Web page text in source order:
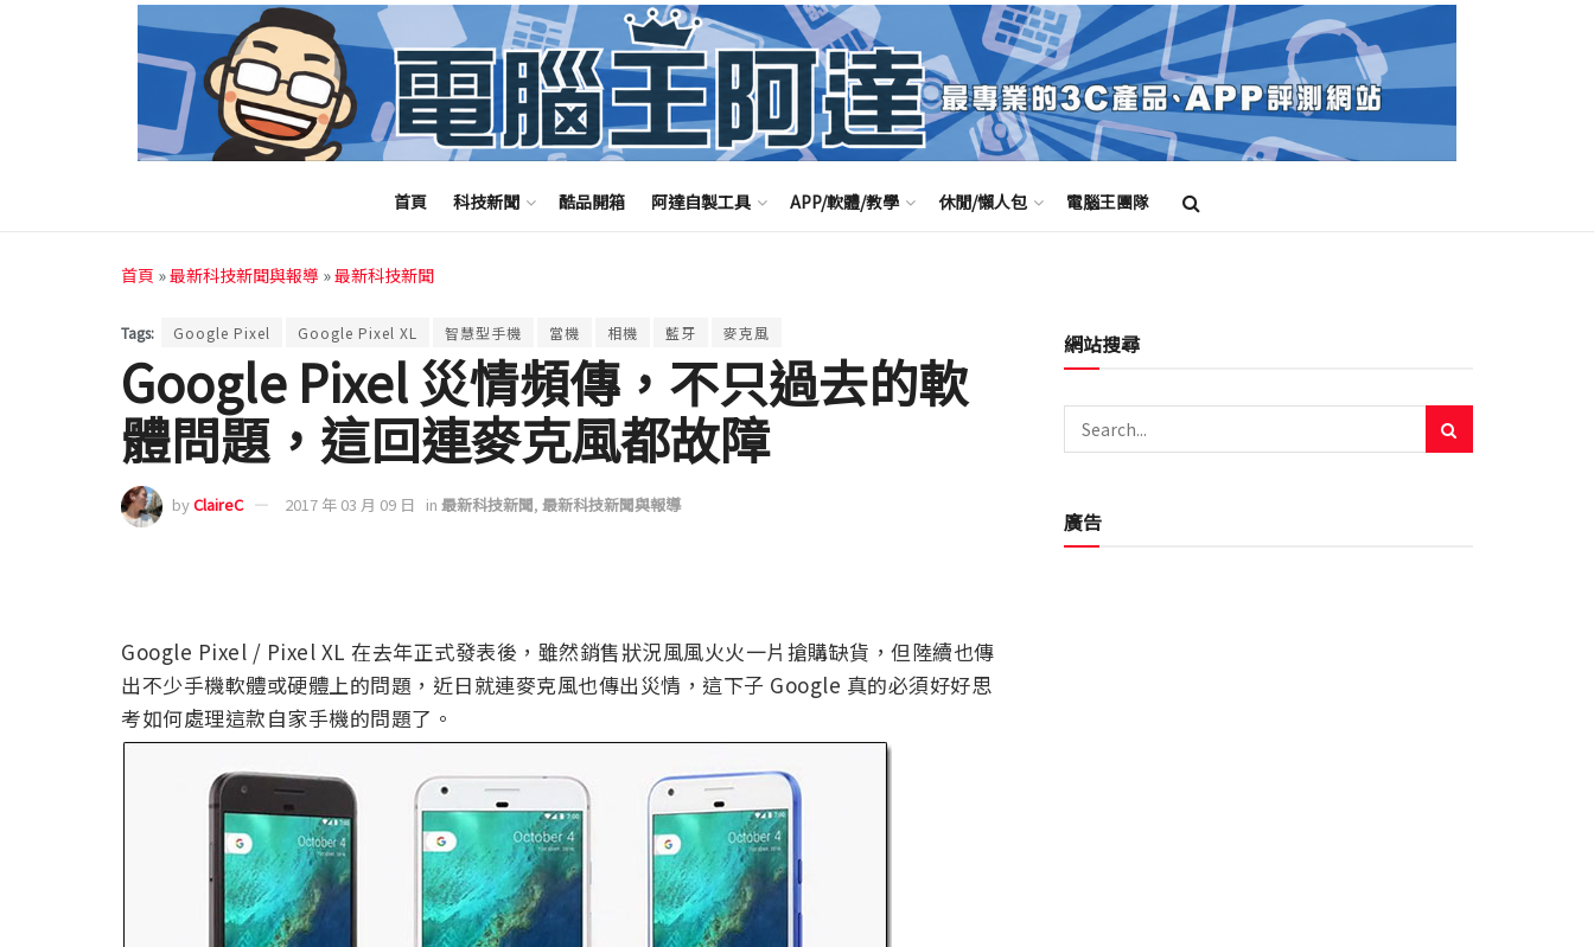
首頁 科技新聞 酷品開箱 阿達自製工具 APP/軟體/教學 休閒/懶人包 電腦王團隊
首頁 »最新科技新聞與報導 »最新科技新聞
Tags: Google Pixel Google Pixel XL 智慧型手機 當機 相機 藍牙 麥克風
Google Pixel 災情頻傳，不只過去的軟
體問題，這回連麥克風都故障
byClaireC 2017 年 03 月 09 日 in 最新科技新聞, 最新科技新聞與報導
Google Pixel / Pixel XL 在去年正式發表後，雖然銷售狀況風風火火一片搶購缺貨，但陸續也傳
出不少手機軟體或硬體上的問題，近日就連麥克風也傳出災情，這下子 Google 真的必須好好思
考如何處理這款自家手機的問題了。
網站搜尋
廣告